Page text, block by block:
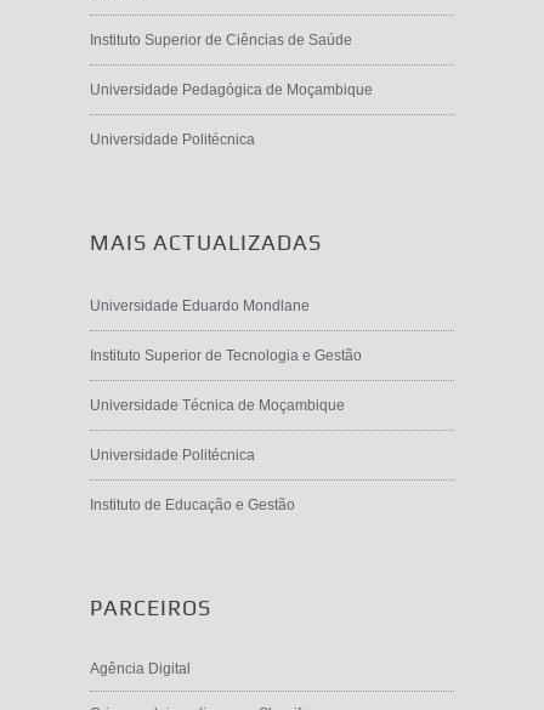
Instituto Superior de Ciências de Saúde
Universidade Pedagógica de Moçambique
Universidade Politécnica
MAIS ACTUALIZADAS
Universidade Eduardo Mondlane
Instituto Superior de Tecnologia e Gestão
Universidade Técnica de Moçambique
Universidade Politécnica
Instituto de Educação e Gestão
PARCEIROS
Agência Digital